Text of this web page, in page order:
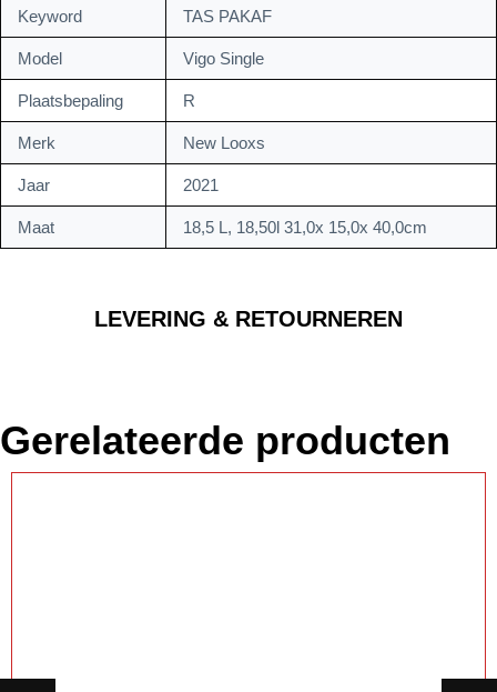
LEVERING & RETOURNEREN
Keyword TAS PAKAF
Model Vigo Single
Plaatsbepaling R
Merk New Looxs
Jaar 2021
Maat 18,5 L, 18,50l 31,0x 15,0x 40,0cm
Gerelateerde producten